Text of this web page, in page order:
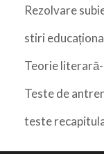
Rezolvare
stiri
Teorie
Teste de
teste